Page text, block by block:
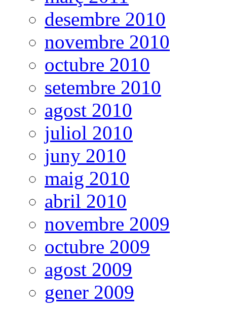
desembre 2010
novembre 2010
octubre 2010
setembre 2010
agost 2010
juliol 2010
juny 2010
maig 2010
abril 2010
novembre 2009
octubre 2009
agost 2009
gener 2009